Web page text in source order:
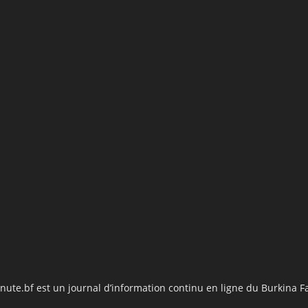
est un journal d’information continu en ligne du Burkina